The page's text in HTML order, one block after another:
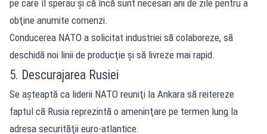
pe care îl sperau şi că încă sunt necesari ani de zile pentru a
obţine anumite comenzi.
Conducerea NATO a solicitat industriei să colaboreze, să
deschidă noi linii de producţie şi să livreze mai rapid.
5. Descurajarea Rusiei
Se aşteaptă ca liderii NATO reuniţi la Ankara să reitereze
faptul că Rusia reprezintă o ameninţare pe termen lung la
adresa securităţii euro-atlantice.